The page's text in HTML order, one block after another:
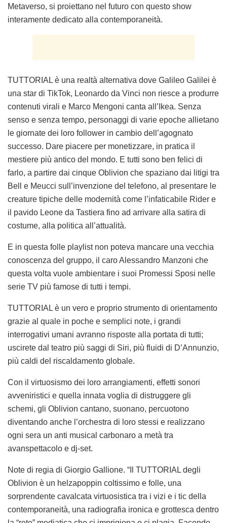
Metaverso, si proiettano nel futuro con questo show
interamente dedicato alla contemporaneità.
TUTTORIAL è una realtà alternativa dove Galileo Galilei è
una star di TikTok, Leonardo da Vinci non riesce a produrre
contenuti virali e Marco Mengoni canta all’Ikea. Senza
senso e senza tempo, personaggi di varie epoche allietano
le giornate dei loro follower in cambio dell’agognato
successo. Dare piacere per monetizzare, in pratica il
mestiere più antico del mondo. E tutti sono ben felici di
farlo, a partire dai cinque Oblivion che spaziano dai litigi tra
Bell e Meucci sull’invenzione del telefono, al presentare le
creature tipiche delle modernità come l’infaticabile Rider e
il pavido Leone da Tastiera fino ad arrivare alla satira di
costume, alla politica all’attualità.
E in questa folle playlist non poteva mancare una vecchia
conoscenza del gruppo, il caro Alessandro Manzoni che
questa volta vuole ambientare i suoi Promessi Sposi nelle
serie TV più famose di tutti i tempi.
TUTTORIAL è un vero e proprio strumento di orientamento
grazie al quale in poche e semplici note, i grandi
interrogativi umani avranno risposte alla portata di tutti;
uscirete dal teatro più saggi di Siri, più fluidi di D’Annunzio,
più caldi del riscaldamento globale.
Con il virtuosismo dei loro arrangiamenti, effetti sonori
avveniristici e quella innata voglia di distruggere gli
schemi, gli Oblivion cantano, suonano, percuotono
diventando anche l’orchestra di loro stessi e realizzano
ogni sera un anti musical carbonaro a metà tra
avanspettacolo e dj-set.
Note di regia di Giorgio Gallione. “Il TUTTORIAL degli
Oblivion è un helzapoppin coltissimo e folle, una
sorprendente cavalcata virtuosistica tra i vizi e i tic della
contemporaneità, una radiografia ironica e grottesca dentro